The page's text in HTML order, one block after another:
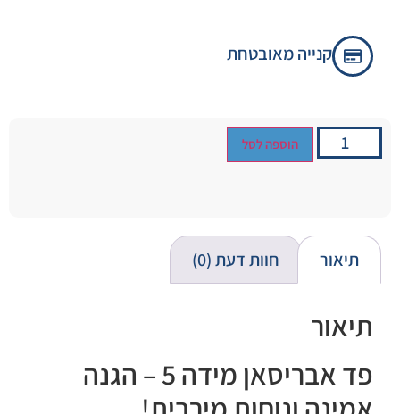
קנייה מאובטחת
הוספה לסל
תיאור חוות דעת (0)
תיאור
פד אבריסאן מידה 5 – הגנה